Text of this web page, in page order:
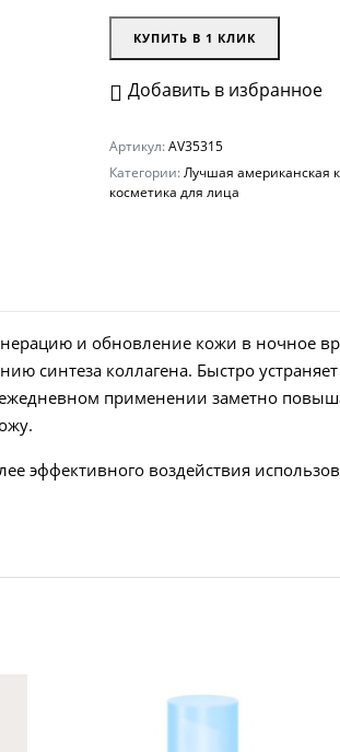
КУПИТЬ В 1 КЛИК
Добавить в избранное
Артикул:AV35315
Категории:Лучшая американская
косметика для лица
и обновление кожи в ночное
синтеза коллагена. Быстро
применении заметно
эффективного воздействия